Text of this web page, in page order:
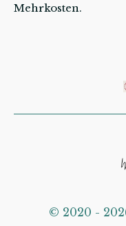
Mehrkosten.
©️ 2020 -